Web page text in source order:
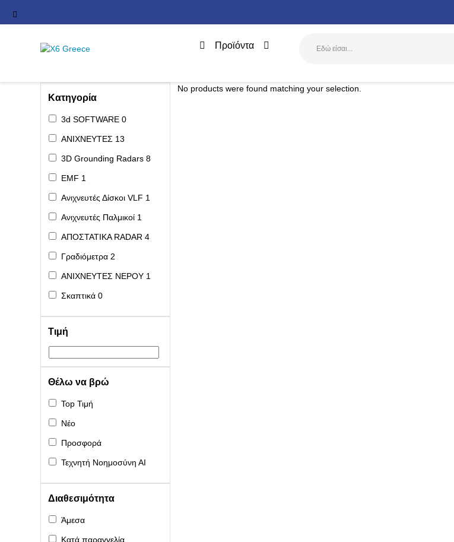
Προϊόντα
No products were found matching your selection.
Κατηγορία
3d SOFTWARE 0
ΑΝΙΧΝΕΥΤΕΣ 13
3D Grounding Radars 8
EMF 1
Ανιχνευτές Δίσκοι VLF 1
Ανιχνευτές Παλμικοί 1
ΑΠΟΣΤΑΤΙΚΑ RADAR 4
Γραδιόμετρα 2
ΑΝΙΧΝΕΥΤΕΣ ΝΕΡΟΥ 1
Σκαπτικά 0
Τιμή
Θέλω να βρώ
Top Τιμή
Νέο
Προσφορά
Τεχνητή Νοημοσύνη ΑΙ
Διαθεσιμότητα
Άμεσα
Κατά παραγγελία